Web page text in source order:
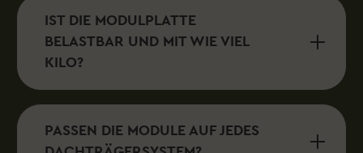
IST DIE MODULPLATTE
BELASTBAR UND MIT WIE VIEL
KILO?
PASSEN DIE MODULE AUF JEDES